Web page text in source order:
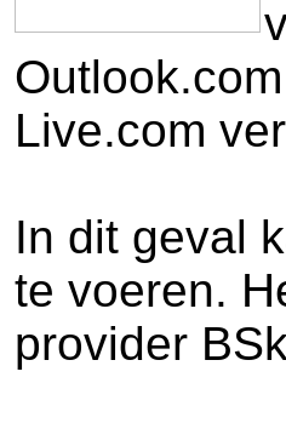
Live.com
In dit geval
te voeren.
provider